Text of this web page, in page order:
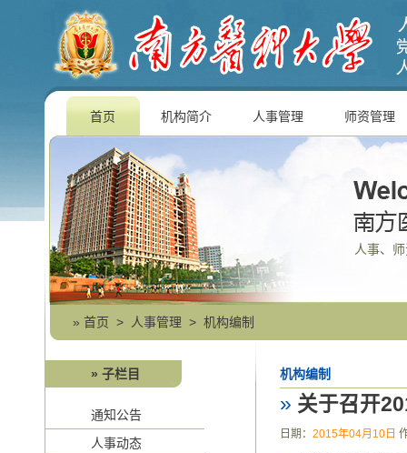
首页 机构简介 人事管理 师资管理
人事、
» 首页 > 人事管理 > 机构编制
» 子栏目
通知公告
人事动态
机构编制
» 关于召开
日期： 2015年04月10日